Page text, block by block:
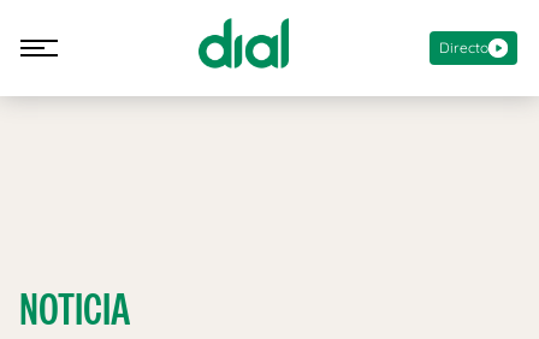
Directo
NOTICIA